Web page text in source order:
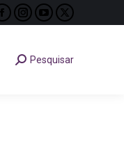
Facebook
opens
Instagram
opens
YouTube
opens
X
opens
Search:Pesquisar
Search:
Pesquisar